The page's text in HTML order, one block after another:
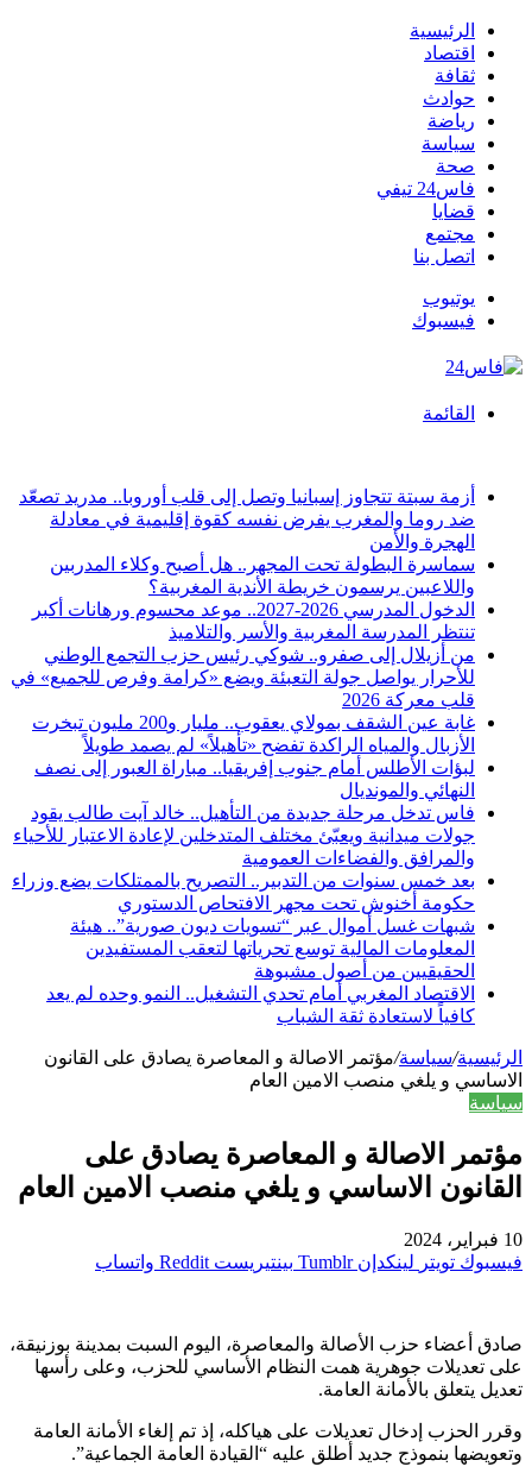
الرئيسية
اقتصاد
ثقافة
حوادث
رياضة
سياسة
صحة
فاس24 تيفي
قضايا
مجتمع
اتصل بنا
يوتيوب
فيسبوك
القائمة
أزمة سبتة تتجاوز إسبانيا وتصل إلى قلب أوروبا.. مدريد تصعّد
ضد روما والمغرب يفرض نفسه كقوة إقليمية في معادلة
الهجرة والأمن
سماسرة البطولة تحت المجهر.. هل أصبح وكلاء المدربين
واللاعبين يرسمون خريطة الأندية المغربية؟
الدخول المدرسي 2026-2027.. موعد محسوم ورهانات أكبر
تنتظر المدرسة المغربية والأسر والتلاميذ
من أزيلال إلى صفرو.. شوكي رئيس حزب التجمع الوطني
للأحرار يواصل جولة التعبئة ويضع «كرامة وفرص للجميع» في
قلب معركة 2026
غابة عين الشقف بمولاي يعقوب.. مليار و200 مليون تبخرت
الأزبال والمياه الراكدة تفضح «تأهيلاً» لم يصمد طويلاً
لبؤات الأطلس أمام جنوب إفريقيا.. مباراة العبور إلى نصف
النهائي والمونديال
فاس تدخل مرحلة جديدة من التأهيل.. خالد آيت طالب يقود
جولات ميدانية ويعبّئ مختلف المتدخلين لإعادة الاعتبار للأحياء
والمرافق والفضاءات العمومية
بعد خمس سنوات من التدبير.. التصريح بالممتلكات يضع وزراء
حكومة أخنوش تحت مجهر الافتحاص الدستوري
شبهات غسل أموال عبر “تسويات ديون صورية”.. هيئة
المعلومات المالية توسع تحرياتها لتعقب المستفيدين
الحقيقيين من أصول مشبوهة
الاقتصاد المغربي أمام تحدي التشغيل.. النمو وحده لم يعد
كافياً لاستعادة ثقة الشباب
الرئيسية/سياسة/مؤتمر الاصالة و المعاصرة يصادق على القانون
الاساسي و يلغي منصب الامين العام
سياسة
مؤتمر الاصالة و المعاصرة يصادق على
القانون الاساسي و يلغي منصب الامين العام
10 فبراير، 2024
فيسبوك تويتر لينكدإن بينتيريست واتساب
صادق أعضاء حزب الأصالة والمعاصرة، اليوم السبت بمدينة بوزنيقة،
على تعديلات جوهرية همت النظام الأساسي للحزب، وعلى رأسها
تعديل يتعلق بالأمانة العامة.
وقرر الحزب إدخال تعديلات على هياكله، إذ تم إلغاء الأمانة العامة
وتعويضها بنموذج جديد أطلق عليه “القيادة العامة الجماعية”.